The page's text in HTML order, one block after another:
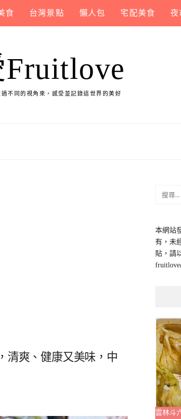
食 台灣景點 懶人包 宅配美食 夜
不同的視角來，感受並記錄這世界的美好
清爽、健康又美味，中
鍵
字:
本網站
有，未
貼，請
雲林斗